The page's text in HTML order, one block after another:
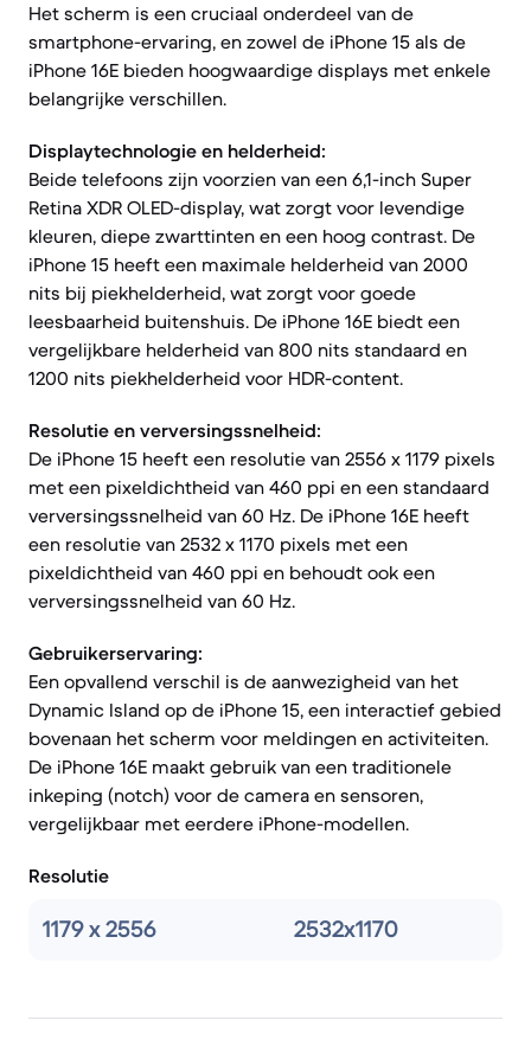
Het scherm is een cruciaal onderdeel van de
smartphone-ervaring, en zowel de iPhone 15 als de
iPhone 16E bieden hoogwaardige displays met enkele
belangrijke verschillen.
Displaytechnologie en helderheid:
Beide telefoons zijn voorzien van een 6,1-inch Super
Retina XDR OLED-display, wat zorgt voor levendige
kleuren, diepe zwarttinten en een hoog contrast. De
iPhone 15 heeft een maximale helderheid van 2000
nits bij piekhelderheid, wat zorgt voor goede
leesbaarheid buitenshuis. De iPhone 16E biedt een
vergelijkbare helderheid van 800 nits standaard en
1200 nits piekhelderheid voor HDR-content.
Resolutie en verversingssnelheid:
De iPhone 15 heeft een resolutie van 2556 x 1179 pixels
met een pixeldichtheid van 460 ppi en een standaard
verversingssnelheid van 60 Hz. De iPhone 16E heeft
een resolutie van 2532 x 1170 pixels met een
pixeldichtheid van 460 ppi en behoudt ook een
verversingssnelheid van 60 Hz.
Gebruikerservaring:
Een opvallend verschil is de aanwezigheid van het
Dynamic Island op de iPhone 15, een interactief gebied
bovenaan het scherm voor meldingen en activiteiten.
De iPhone 16E maakt gebruik van een traditionele
inkeping (notch) voor de camera en sensoren,
vergelijkbaar met eerdere iPhone-modellen.
Resolutie
1179 x 2556 2532x1170